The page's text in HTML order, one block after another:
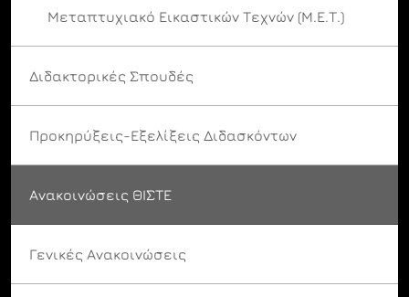
Μεταπτυχιακό Εικαστικών Τεχνών (Μ.Ε.Τ.)
Διδακτορικές Σπουδές
Προκηρύξεις-Εξελίξεις Διδασκόντων
Ανακοινώσεις ΘΙΣΤΕ
Γενικές Ανακοινώσεις